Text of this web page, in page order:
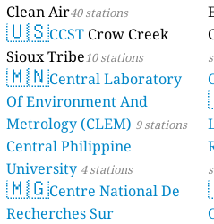
Clean Air40 stations
🇺🇸CCST Crow Creek
Sioux Tribe10 stations
🇲🇳Central Laboratory
Of Environment And
Metrology (CLEM) 9 stations
Central Philippine
University 4 stations
🇲🇬Centre National De
Recherches Sur